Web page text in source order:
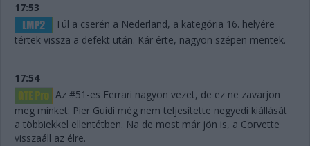
17:53
Túl a cserén a Nederland, a kategória 16. helyére
tértek vissza a defekt után. Kár érte, nagyon szépen mentek.
17:54
Az #51-es Ferrari nagyon vezet, de ez ne zavarjon
meg minket: Pier Guidi még nem teljesítette negyedi kiállását
a többiekkel ellentétben. Na de most már jön is, a Corvette
visszaáll az élre.